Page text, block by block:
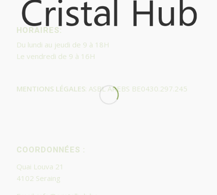
HORAIRES:
Du lundi au jeudi de 9 à 18H
Le vendredi de 9 à 16H
MENTIONS LÉGALES: ASBL AREBS BE0430.297.245
COORDONNÉES :
Quai Louva 21
4102 Seraing